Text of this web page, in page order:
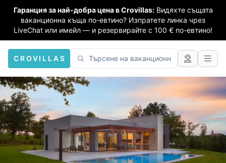
Гаранция за най-добра цена в Crovillas: Видяхте същата
ваканционна къща по-евтино? Изпратете линка чрез
LiveChat или имейл — и резервирайте с 100 € по-евтино!
CROVILLAS